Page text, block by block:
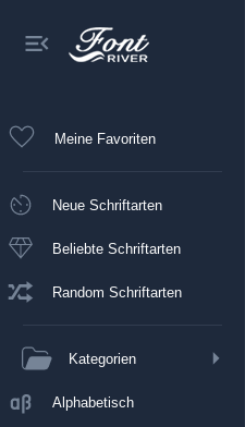
Meine Favoriten
Neue Schriftarten
Beliebte Schriftarten
Random Schriftarten
Kategorien
Alphabetisch